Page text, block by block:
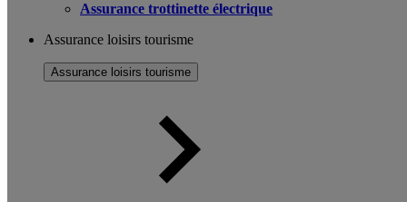
Assurance trottinette électrique
Assurance loisirs tourisme
Assurance loisirs tourisme